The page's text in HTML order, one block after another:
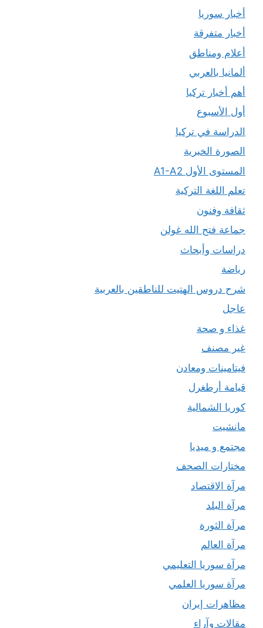
أخبار سوريا
أخبار متفرقة
أعلام ومناطق
ألمانيا بالعربي
أهم أخبار تركيا
أول الأسبوع
الدراسة في تركيا
الصورة الخبرية
المستوى الأول A1-A2
تعلم اللغة التركية
ثقافة وفنون
جماعة فتح الله غولن
دراسات وأبحاث
رياضة
شرح دروس الهتيت للناطقين بالعربية
عاجل
غذاء و صحة
غير مصنف
فيتامينات ومعادن
قيامة أرطغرل
كوريا الشمالية
مانشيت
مجتمع و ميديا
مختارات الصحف
مرآة الاقتصاد
مرآة البلد
مرآة الثورة
مرآة العالم
مرآة سوريا التعليمي
مرآة سوريا العلمي
مظاهرات إيران
مقالات وآراء